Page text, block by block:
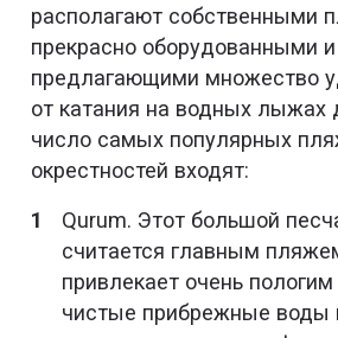
располагают собственными
прекрасно оборудованными и
предлагающими множество
от катания на водных лыжах
число самых популярных
окрестностей входят:
Qurum. Этот большой
считается главным
привлекает очень
чистые прибрежные воды